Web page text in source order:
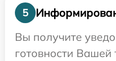
5
Вы получите
готовности Вашей